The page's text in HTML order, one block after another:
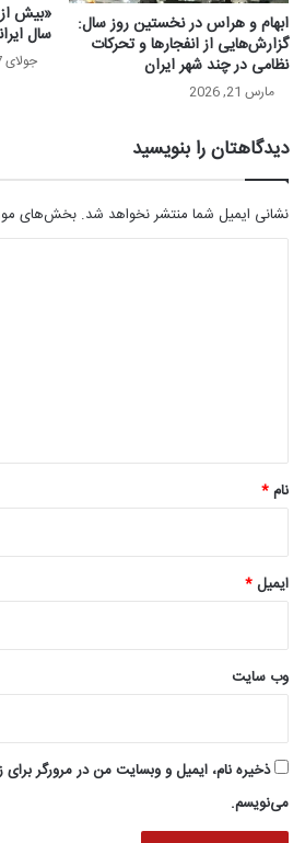
ابهام و هراس در نخستین روز سال:
گزارش‌هایی از انفجارها و تحرکات
نظامی در چند شهر ایران
مارس 21, 2026
سال
جولای 27, 2021
دیدگاهتان را بنویسید
نشانی ایمیل شما منتشر نخواهد شد. بخش‌های
نام*
ایمیل *
وب‌ سایت
ذخیره نام، ایمیل و وبسایت من در مرورگر برای
می‌نویسم.